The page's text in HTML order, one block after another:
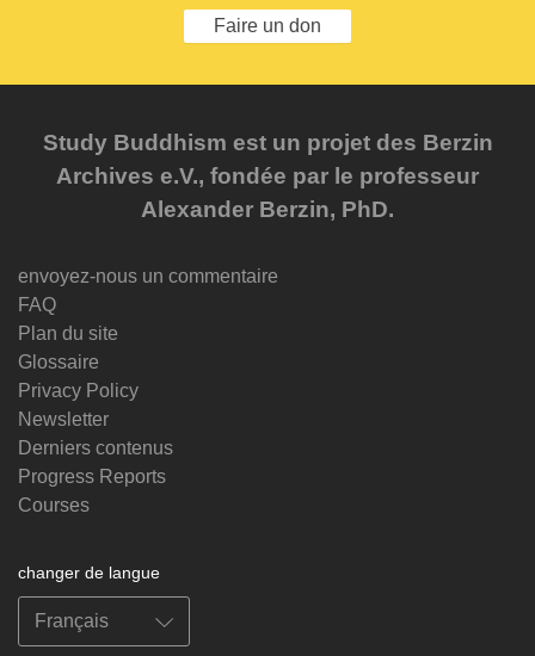
Faire un don
Study Buddhism est un projet des Berzin
Archives e.V., fondée par le professeur
Alexander Berzin, PhD.
envoyez-nous un commentaire
FAQ
Plan du site
Glossaire
Privacy Policy
Newsletter
Derniers contenus
Progress Reports
Courses
changer de langue